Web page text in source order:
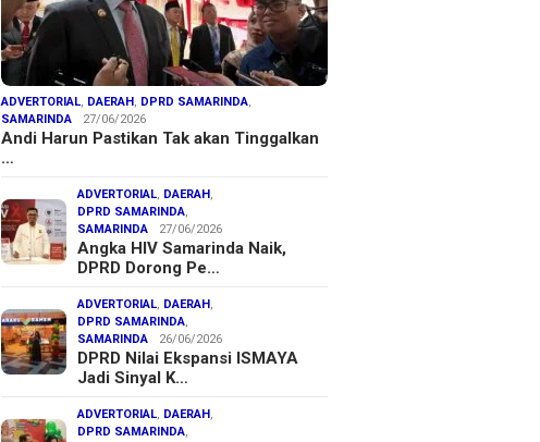
ADVERTORIAL, DAERAH , DPRD SAMARINDA,
SAMARINDA
27/06/2026
Andi Harun Pastikan Tak akan Tinggalkan
…
ADVERTORIAL, DAERAH ,
DPRD SAMARINDA,
SAMARINDA
27/06/2026
Angka HIV Samarinda Naik,
DPRD Dorong Pe…
ADVERTORIAL, DAERAH ,
DPRD SAMARINDA,
SAMARINDA
26/06/2026
DPRD Nilai Ekspansi ISMAYA
Jadi Sinyal K…
ADVERTORIAL, DAERAH ,
DPRD SAMARINDA,